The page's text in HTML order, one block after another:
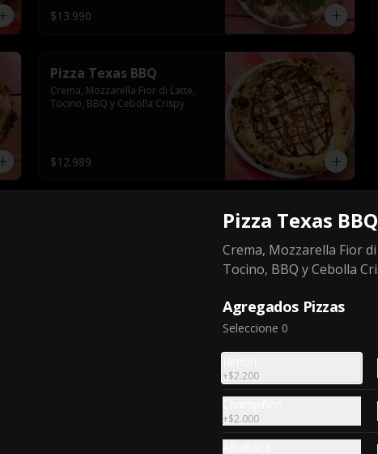
$13.990
Pizza Texas BBQ
Crema, Mozzarella Fior di Latte,
Tocino, BBQ y Cebolla Crispy
$12.989
Pizza Texas BBQ
Crema, Mozzarella Fior
Tocino, BBQ y Cebolla
Agregados Pizzas
Seleccione 0
+$2.200
+$2.000